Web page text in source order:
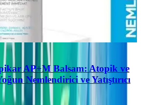
AP+M Balsam: Atopik ve
Nemlendirici ve Yatıştırıcı